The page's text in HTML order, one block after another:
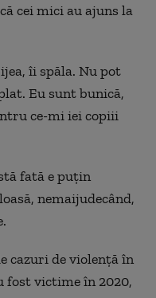
cei mici au ajuns la
îi spăla. Nu pot
Eu sunt bunică,
ce-mi iei copiii
fatăe puțin
nemaijudecând,
cazuri de violență în
fost victime în 2020,